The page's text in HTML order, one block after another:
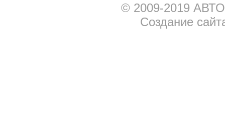
© 2009-2019
Создание